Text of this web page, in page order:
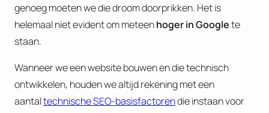
genoeg moeten we die droom doorprikken. Het is
helemaal niet evident om meteenhoger in Googlete
staan.
Wanneer we een website bouwen en die technisch
ontwikkelen, houden we altijd rekening met een
aantaltechnische SEO-basisfactorendie instaan voor